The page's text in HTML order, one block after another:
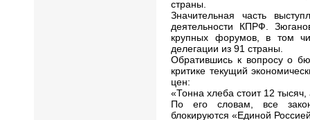
страны.
Значительная часть
деятельности КПРФ.
крупных форумов, в том
делегации из 91 страны.
Обратившись к вопросу о
критике текущий
цен:
«Тонна хлеба стоит 12
По его словам, все
блокируются «Единой